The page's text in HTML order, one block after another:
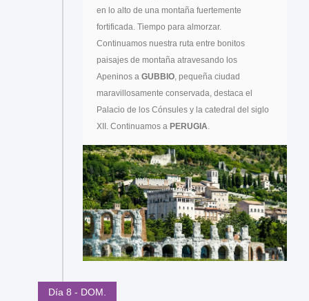
en lo alto de una montaña fuertemente
fortificada. Tiempo para almorzar.
Continuamos nuestra ruta entre bonitos
paisajes de montaña atravesando los
Apeninos a GUBBIO, pequeña ciudad
maravillosamente conservada, destaca el
Palacio de los Cónsules y la catedral del siglo
XII. Continuamos a PERUGIA.
Día 8 - DOM.